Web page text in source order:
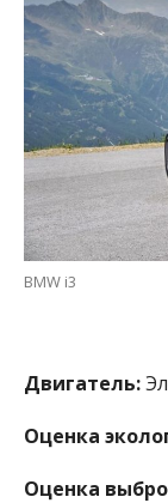
BMW i3
Двигатель:
Оценка
Оценка